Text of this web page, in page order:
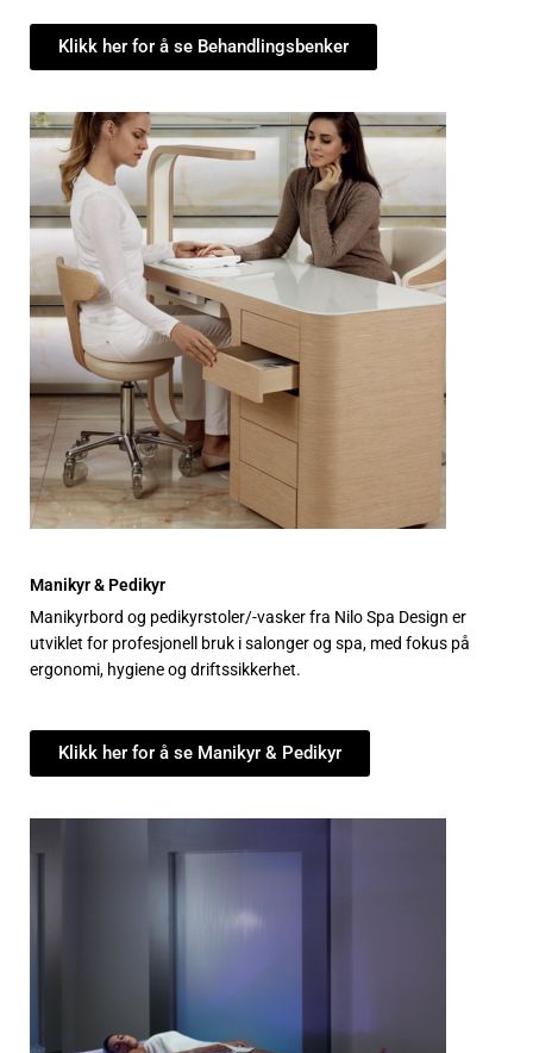
Klikk her for å se Behandlingsbenker
Manikyr & Pedikyr
Manikyrbord og pedikyrstoler/-vasker fra Nilo Spa Design er
utviklet for profesjonell bruk i salonger og spa, med fokus på
ergonomi, hygiene og driftssikkerhet.
Klikk her for å se Manikyr & Pedikyr